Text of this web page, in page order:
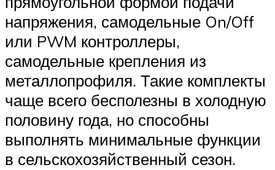
напряжения, самодельные On/Off
или PWM контроллеры,
самодельные крепления из
металлопрофиля. Такие комплекты
чаще всего бесполезны в холодную
половину года, но способны
выполнять минимальные функции
в сельскохозяйственный сезон.